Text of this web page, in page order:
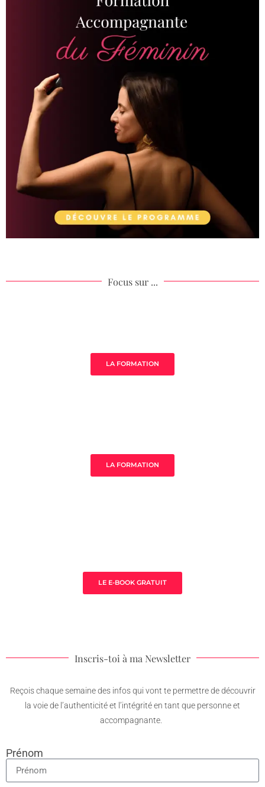
Focus sur ...
LA FORMATION
LA FORMATION
LE E-BOOK GRATUIT
Inscris-toi à ma Newsletter
Reçois chaque semaine des infos qui vont te permettre de découvrir
la voie de l’authenticité et l’intégrité en tant que personne et
accompagnante.
Prénom